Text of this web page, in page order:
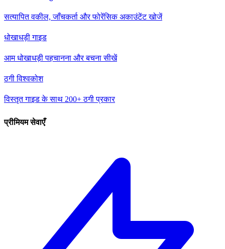
सत्यापित वकील, जाँचकर्ता और फोरेंसिक अकाउंटेंट खोजें
धोखाधड़ी गाइड
आम धोखाधड़ी पहचानना और बचना सीखें
ठगी विश्वकोश
विस्तृत गाइड के साथ 200+ ठगी प्रकार
प्रीमियम सेवाएँ